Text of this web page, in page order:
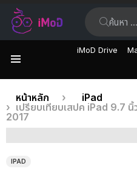
iMoD Drive
เรื่อง
ล่าสุด
คุณอยู่ที่นี่:
หน้าหลัก
iPad
เปรียบเทียบเสปค iPad 9.7
2017
IPAD